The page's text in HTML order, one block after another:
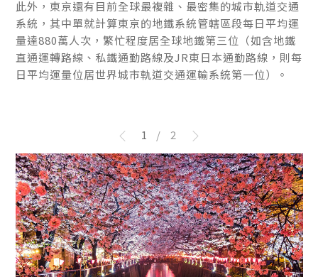
此外，東京還有目前全球最複雜、最密集的城市軌道交通
系統，其中單就計算東京的地鐵系統管轄區段每日平均運
量達880萬人次，繁忙程度居全球地鐵第三位（如含地鐵
直通運轉路線、私鐵通勤路線及JR東日本通勤路線，則每
日平均運量位居世界城市軌道交通運輸系統第一位）。
此外，東京還有目前全球最複雜、最密集的城市軌道交通
系統，其中單就計算東京的地鐵系統管轄區段每日平均運
量達880萬人次，繁忙程度居全球地鐵第三位（如含地鐵
直通運轉路線、私鐵通勤路線及JR東日本通勤路線，則每
日平均運量位居世界城市軌道交通運輸系統第一位）。
1 / 2